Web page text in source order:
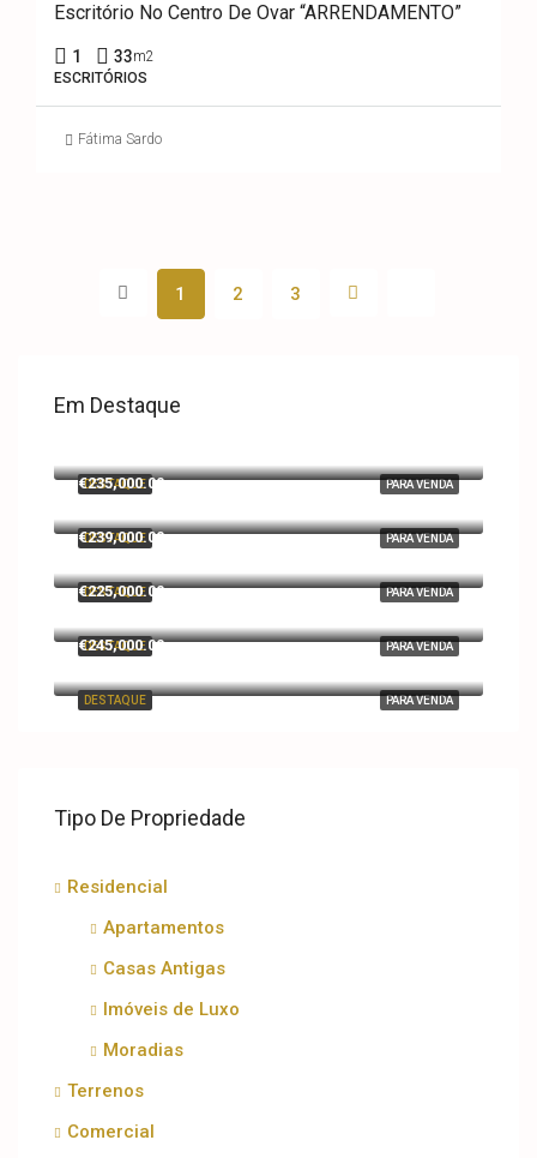
Escritório No Centro De Ovar “ARRENDAMENTO”
1 33m2
ESCRITÓRIOS
Fátima Sardo
1 2 3
Em Destaque
PARA VENDA
DESTAQUE
PARA VENDA
DESTAQUE
€235,000.00
PARA VENDA
DESTAQUE
€239,000.00
PARA VENDA
DESTAQUE
€225,000.00
PARA VENDA
DESTAQUE
€245,000.00
Tipo De Propriedade
Residencial
Apartamentos
Casas Antigas
Imóveis de Luxo
Moradias
Terrenos
Comercial